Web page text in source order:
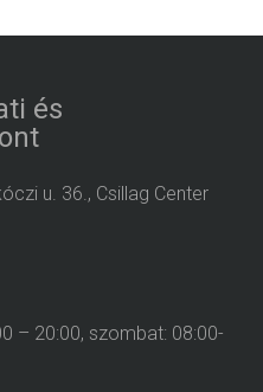
és
u. 36., Csillag Center
– 20:00, szombat: 08:00-